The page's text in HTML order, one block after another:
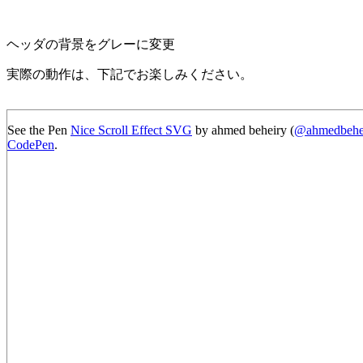
ヘッダの背景をグレーに変更
実際の動作は、下記でお楽しみください。
See the Pen Nice Scroll Effect SVG by ahmed beheiry (
CodePen.